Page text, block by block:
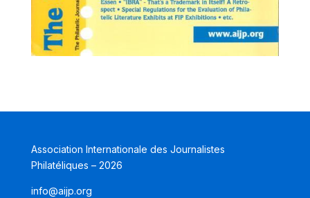
Association Internationale des Journalistes
Philatéliques – 2026
info@aijp.org